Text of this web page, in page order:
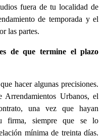
fuera de tu localidad de
de temporada y el
las partes.
de que termine el plazo
hacer algunas precisiones.
Urbanos, el
una vez que hayan
firma, siempre que se lo
mínima de treinta días.